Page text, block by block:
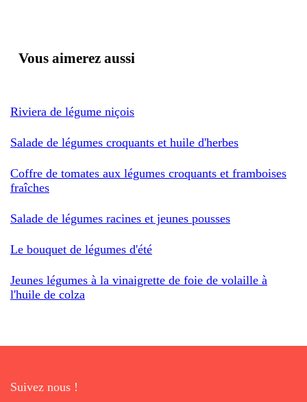
Vous aimerez aussi
Riviera de légume niçois
Salade de légumes croquants et huile d'herbes
Coffre de tomates aux légumes croquants et framboises
fraîches
Salade de légumes racines et jeunes pousses
Le bouquet de légumes d'été
Jeunes légumes à la vinaigrette de foie de volaille à
l'huile de colza
Suivez nous !